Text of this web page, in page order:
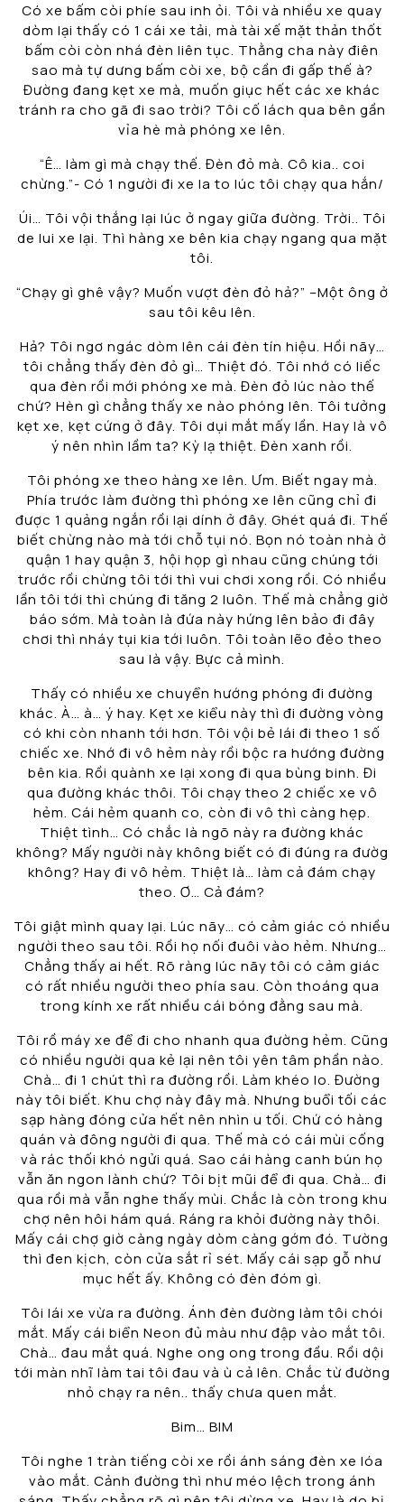
Có xe bấm còi phíe sau inh ỏi. Tôi và nhiều xe quay
dòm lại thấy có 1 cái xe tải, mà tài xế mặt thản thốt
bấm còi còn nhá đèn liên tục. Thằng cha này điên
sao mà tự dưng bấm còi xe, bộ cần đi gấp thế à?
Đường đang kẹt xe mà, muốn giục hết các xe khác
tránh ra cho gã đi sao trời? Tôi cố lách qua bên gần
vỉa hè mà phóng xe lên.
“Ê… làm gì mà chạy thế. Đèn đỏ mà. Cô kia.. coi
chừng.”- Có 1 người đi xe la to lúc tôi chạy qua hắn/
Úi… Tôi vội thắng lại lúc ở ngay giữa đường. Trời.. Tôi
de lui xe lại. Thì hàng xe bên kia chạy ngang qua mặt
tôi.
“Chạy gì ghê vậy? Muốn vượt đèn đỏ hả?” –Một ông ở
sau tôi kêu lên.
Hả? Tôi ngơ ngác dòm lên cái đèn tín hiệu. Hồi nãy…
tôi chẳng thấy đèn đỏ gì… Thiệt đó. Tôi nhớ có liếc
qua đèn rồi mới phóng xe mà. Đèn đỏ lúc nào thế
chứ? Hèn gì chẳng thấy xe nào phóng lên. Tôi tưởng
kẹt xe, kẹt cứng ở đây. Tôi dụi mắt mấy lần. Hay là vô
ý nên nhìn lầm ta? Kỳ lạ thiệt. Đèn xanh rồi.
Tôi phóng xe theo hàng xe lên. Ưm. Biết ngay mà.
Phía trước làm đường thì phóng xe lên cũng chỉ đi
được 1 quảng ngắn rồi lại dính ở đây. Ghét quá đi. Thế
biết chừng nào mà tới chỗ tụi nó. Bọn nó toàn nhà ở
quận 1 hay quận 3, hội họp gì nhau cũng chúng tới
trước rồi chừng tôi tới thì vui chơi xong rồi. Có nhiều
lần tôi tới thì chúng đi tăng 2 luôn. Thế mà chẳng giờ
báo sớm. Mà toàn là đứa này hứng lên bảo đi đây
chơi thì nháy tụi kia tới luôn. Tôi toàn lẽo đẻo theo
sau là vậy. Bực cả mình.
Thấy có nhiều xe chuyển hướng phóng đi đường
khác. À… à… ý hay. Kẹt xe kiểu này thì đi đường vòng
có khi còn nhanh tới hơn. Tôi vội bẻ lái đi theo 1 số
chiếc xe. Nhớ đi vô hẻm này rồi bộc ra hướng đường
bên kia. Rồi quành xe lại xong đi qua bùng binh. Đi
qua đường khác thôi. Tôi chạy theo 2 chiếc xe vô
hẻm. Cái hẻm quanh co, còn đi vô thì càng hẹp.
Thiệt tình… Có chắc là ngõ này ra đường khác
không? Mấy người này không biết có đi đúng ra đườg
không? Hay đi vô hẻm. Thiệt là… làm cả đám chạy
theo. Ơ… Cả đám?
Tôi giật mình quay lại. Lúc nãy… có cảm giác có nhiều
người theo sau tôi. Rồi họ nối đuôi vào hẻm. Nhưng…
Chẳng thấy ai hết. Rõ ràng lúc nãy tôi có cảm giác
có rất nhiều người theo phía sau. Còn thoáng qua
trong kính xe rất nhiều cái bóng đằng sau mà.
Tôi rồ máy xe để đi cho nhanh qua đường hẻm. Cũng
có nhiều người qua kẻ lại nên tôi yên tâm phần nào.
Chà… đi 1 chút thì ra đường rồi. Làm khéo lo. Đường
này tôi biết. Khu chợ này đây mà. Nhưng buổi tối các
sạp hàng đóng cửa hết nên nhìn u tối. Chứ có hàng
quán và đông người đi qua. Thế mà có cái mùi cống
và rác thối khó ngửi quá. Sao cái hàng canh bún họ
vẫn ăn ngon lành chứ? Tôi bịt mũi để đi qua. Chà… đi
qua rồi mà vẫn nghe thấy mùi. Chắc là còn trong khu
chợ nên hôi hám quá. Ráng ra khỏi đường này thôi.
Mấy cái chợ giờ càng ngày dòm càng gớm đó. Tường
thì đen kịch, còn cửa sắt rỉ sét. Mấy cái sạp gỗ như
mục hết ấy. Không có đèn đóm gì.
Tôi lái xe vừa ra đường. Ánh đèn đường làm tôi chói
mắt. Mấy cái biển Neon đủ màu như đập vào mắt tôi.
Chà… đau mắt quá. Nghe ong ong trong đầu. Rồi dội
tới màn nhĩ làm tai tôi đau và ù cả lên. Chắc từ đường
nhỏ chạy ra nên.. thấy chưa quen mắt.
Bim… BIM
Tôi nghe 1 tràn tiếng còi xe rồi ánh sáng đèn xe lóa
vào mắt. Cảnh đường thì như méo lệch trong ánh